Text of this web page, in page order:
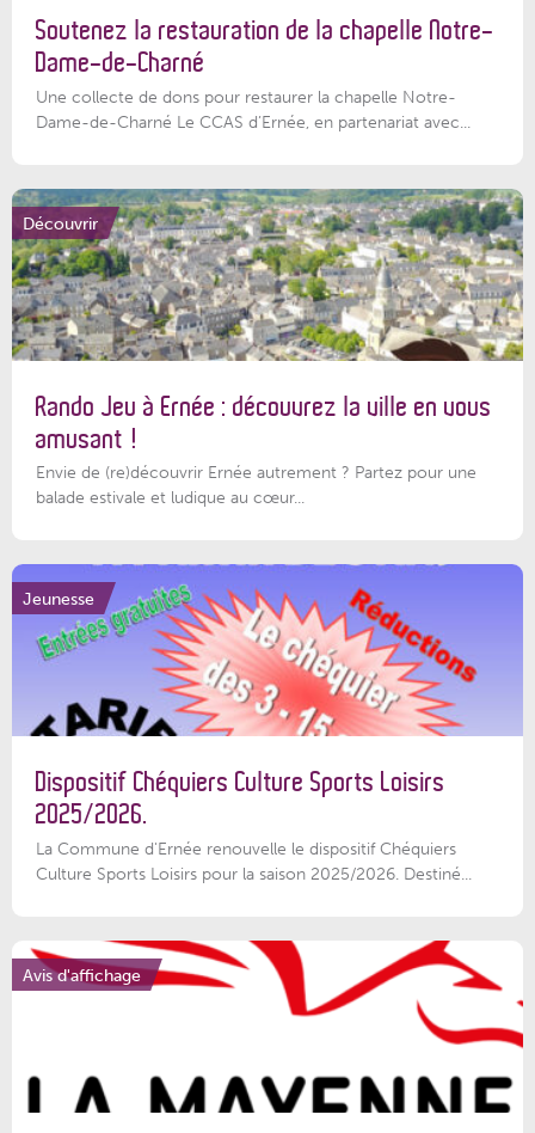
Soutenez la restauration de la chapelle Notre-
Dame-de-Charné
Une collecte de dons pour restaurer la chapelle Notre-
Dame-de-Charné Le CCAS d’Ernée, en partenariat avec...
Découvrir
Rando Jeu à Ernée : découvrez la ville en vous
amusant !
Envie de (re)découvrir Ernée autrement ? Partez pour une
balade estivale et ludique au cœur...
Jeunesse
Dispositif Chéquiers Culture Sports Loisirs
2025/2026.
La Commune d'Ernée renouvelle le dispositif Chéquiers
Culture Sports Loisirs pour la saison 2025/2026. Destiné...
Avis d'affichage